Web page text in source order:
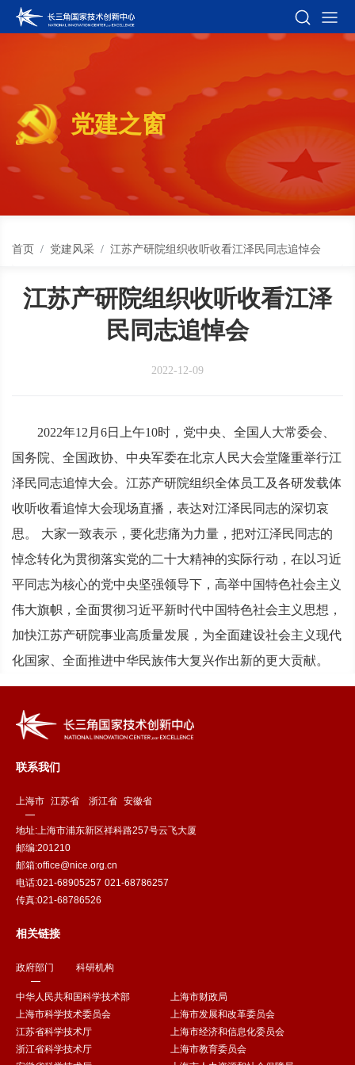
党建之窗
首页 党建风采 江苏产研院组织收听收看江泽民同志追悼会
江苏产研院组织收听收看江泽
民同志追悼会
2022-12-09
2022年12月6日上午10时，党中央、全国人大常委会、
国务院、全国政协、中央军委在北京人民大会堂隆重举行江
泽民同志追悼大会。江苏产研院组织全体员工及各研发载体
收听收看追悼大会现场直播，表达对江泽民同志的深切哀
思。 大家一致表示，要化悲痛为力量，把对江泽民同志的
悼念转化为贯彻落实党的二十大精神的实际行动，在以习近
平同志为核心的党中央坚强领导下，高举中国特色社会主义
伟大旗帜，全面贯彻习近平新时代中国特色社会主义思想，
加快江苏产研院事业高质量发展，为全面建设社会主义现代
化国家、全面推进中华民族伟大复兴作出新的更大贡献。
联系我们
上海市 江苏省 浙江省 安徽省
地址:上海市浦东新区祥科路257号云飞大厦
邮编:201210
邮箱:office@nice.org.cn
电话:021-68905257 021-68786257
传真:021-68786526
相关链接
政府部门 科研机构
中华人民共和国科学技术部
上海市科学技术委员会
江苏省科学技术厅
浙江省科学技术厅
上海市财政局
上海市发展和改革委员会
上海市经济和信息化委员会
上海市教育委员会